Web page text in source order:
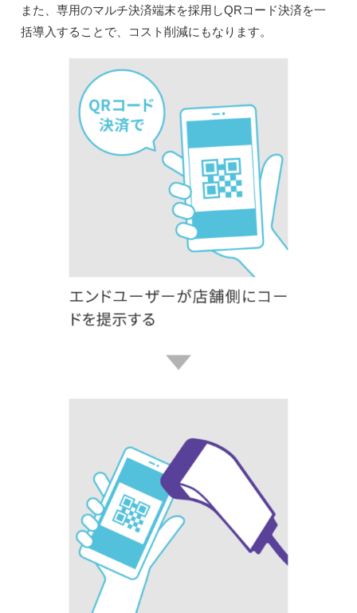
また、専用のマルチ決済端末を採用しQRコード決済を一
括導入することで、コスト削減にもなります。